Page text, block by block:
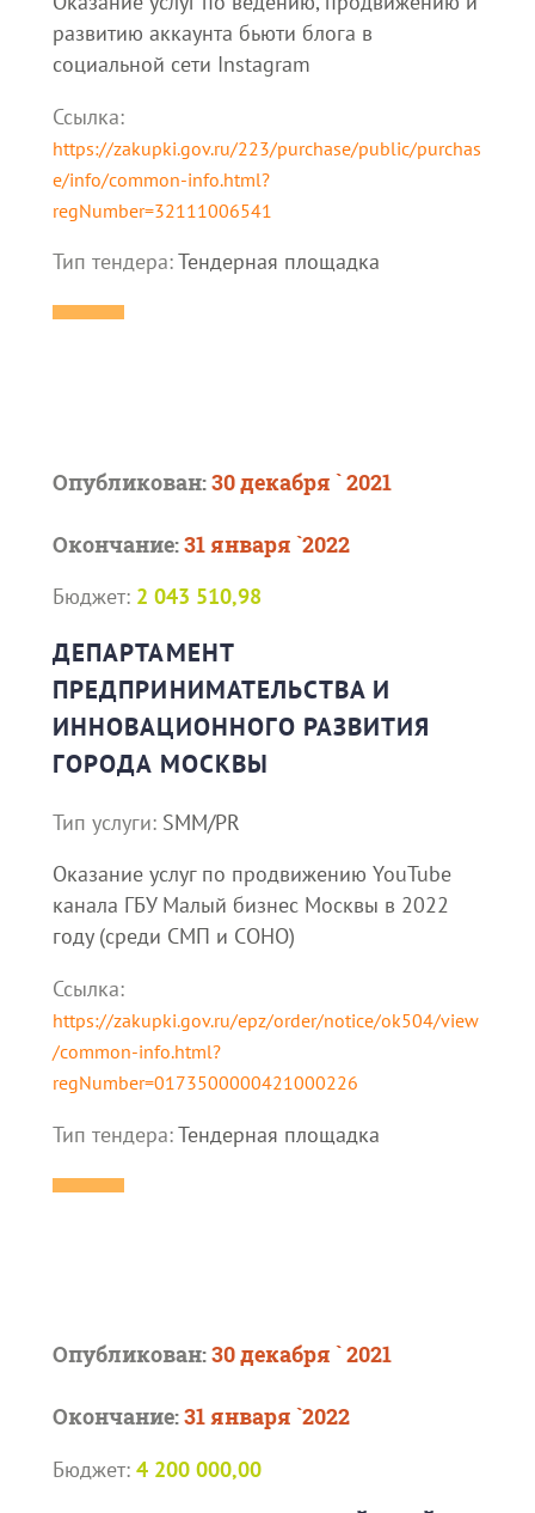
развитию аккаунта бьюти блога в
социальной сети Instagram
Ссылка:
https://zakupki.gov.ru/223/purchase/public/purchas
e/info/common-info.html?
regNumber=32111006541
Тип тендера:Тендерная площадка
Опубликован:30 декабря ` 2021
Окончание:31 января `2022
Бюджет: 2 043 510,98
ДЕПАРТАМЕНТ
ПРЕДПРИНИМАТЕЛЬСТВА И
ИННОВАЦИОННОГО РАЗВИТИЯ
ГОРОДА МОСКВЫ
Тип услуги: SMM/PR
Оказание услуг по продвижению YouTube
канала ГБУ Малый бизнес Москвы в 2022
году (среди СМП и СОНО)
Ссылка:
https://zakupki.gov.ru/epz/order/notice/ok504/view
/common-info.html?
regNumber=0173500000421000226
Тип тендера:Тендерная площадка
Опубликован:30 декабря ` 2021
Окончание:31 января `2022
Бюджет: 4 200 000,00